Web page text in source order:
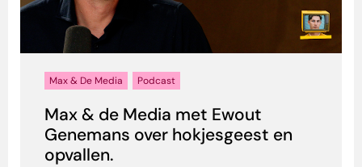
Max & De Media Podcast
Max & de Media met Ewout
Genemans over hokjesgeest en
opvallen.